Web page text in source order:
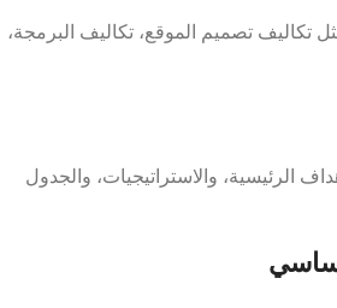
تكاليف تصميم الموقع، تكاليف البرمجة،
الرئيسية، والاستراتيجيات، والجدول